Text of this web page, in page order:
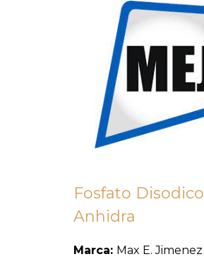
Fosfato Disodico
Anhidra
Marca: Max E. Jimenez